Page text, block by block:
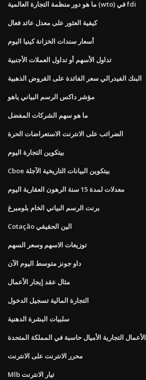
ما هو دور منظمة التجارة العالمية (wto) في fdi
كيفية العثور على معدل عائد فعال
أسعار سندات الخزانة كينيا اليوم
تداول الأسهم أو تداول العملات الأجنبية
البنك الفيدرالي سعر الفائدة على القروض الذهبية
مؤشر داكس الرسم البياني ياهو
ما هو سهم الشركات المفضل
الضرائب على الانترنت الاستعراضات الحرة
بيتكوين التجارة اليوم
Cboe بيتكوين البيانات التاريخية الآجلة
معدلات لمدة 15 سنة الرهون العقارية اليوم
برنت الرسم البياني الخام بلومبرغ
Cotação الين الحقيقي
توزيعات الاسهم وسعر السهم
داو جونز متوسط ​​اليوم الآن
مثال عقد إيجار الأعمال
التجارة المالية تسجيل الدخول
سلبيات البشرة الدهنية
الأعمال التجارية الأميال حاسبة في المملكة المتحدة
محرر الانترنت على الانترنت
Mlb تيار الانترنت